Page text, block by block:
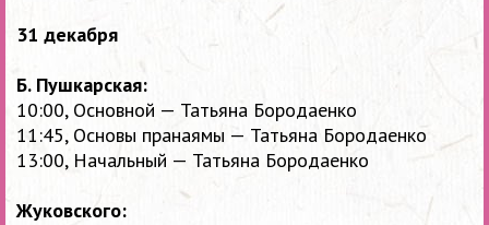
31 декабря
Б. Пушкарская:
10:00, Основной — Татьяна Бородаенко
11:45, Основы пранаямы — Татьяна Бородаенко
13:00, Начальный — Татьяна Бородаенко
Жуковского: